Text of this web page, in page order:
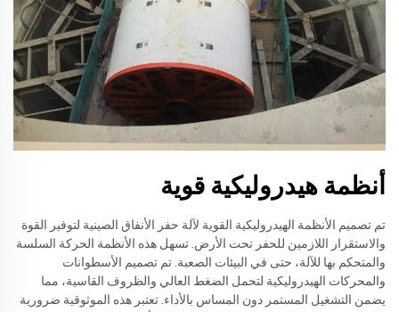
أنظمة هيدروليكية قوية
تم تصميم الأنظمة الهيدروليكية القوية لآلة حفر الأنفاق الصينية لتوفير القوة
والاستقرار اللازمين للحفر تحت الأرض. تسهل هذه الأنظمة الحركة السلسة
والمتحكم بها للآلة، حتى في البيئات الصعبة. تم تصميم الأسطوانات
والمحركات الهيدروليكية لتحمل الضغط العالي والظروف القاسية، مما
يضمن التشغيل المستمر دون المساس بالأداء. تعتبر هذه الموثوقية ضرورية